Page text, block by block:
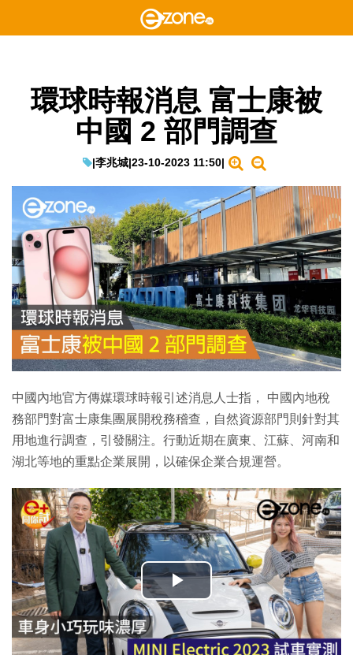
環球時報消息 富士康被
中國 2 部門調查
|李兆城|23-10-2023 11:50|
中國內地官方傳媒環球時報引述消息人士指， 中國內地稅
務部門對富士康集團展開稅務稽查，自然資源部門則針對其
用地進行調查，引發關注。行動近期在廣東、江蘇、河南和
湖北等地的重點企業展開，以確保企業合規運營。
播
放